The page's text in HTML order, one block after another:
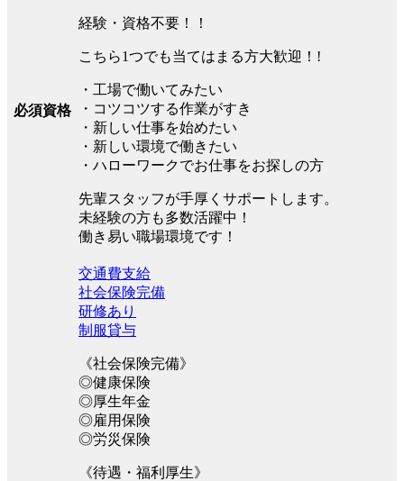
必須資格
経験・資格不要！！
こちら1つでも当てはまる方大歓迎！!
・工場で働いてみたい
・コツコツする作業がすき
・新しい仕事を始めたい
・新しい環境で働きたい
・ハローワークでお仕事をお探しの方
先輩スタッフが手厚くサポートします。
未経験の方も多数活躍中！
働き易い職場環境です！
交通費支給
社会保険完備
研修あり
制服貸与
《社会保険完備》
◎健康保険
◎厚生年金
◎雇用保険
◎労災保険
《待遇・福利厚生》